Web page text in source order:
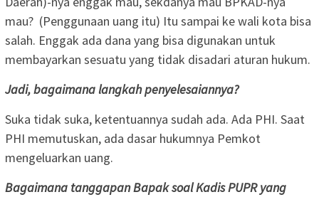
mau? (Penggunaan uang itu) Itu sampai ke wali kota bisa
salah. Enggak ada dana yang bisa digunakan untuk
membayarkan sesuatu yang tidak disadari aturan hukum.
Jadi, bagaimana langkah penyelesaiannya?
Suka tidak suka, ketentuannya sudah ada. Ada PHI. Saat
PHI memutuskan, ada dasar hukumnya Pemkot
mengeluarkan uang.
Bagaimana tanggapan Bapak soal Kadis PUPR yang